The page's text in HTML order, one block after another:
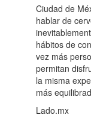
Ciudad de
hablar de
hábitos de
vez más
permitan
la misma
más
Lado.mx